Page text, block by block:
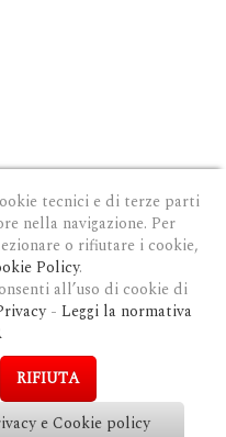
CONDIZIONI GENERALI D'USO|GDPR
CANCELLAZIONE
- TUTTI I DIRITTI RISERVATI.
&LP-STUDIO
tecnici e di terze parti
nella navigazione. Per
o rifiutare i cookie,
Policy.
all’uso di cookie di
- Leggi la normativa
RIFIUTA
e Cookie policy